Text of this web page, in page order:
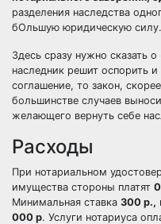
разделения наследства
бОльшую юридическую силу.
Здесь сразу нужно сказать
наследник решит оспорить
соглашение, то закон,
большинстве случаев
желающего вернуть себе
Расходы
При нотариальном
имущества стороны платят
Минимальная ставка 300 р.,
000 р. Услуги нотариуса